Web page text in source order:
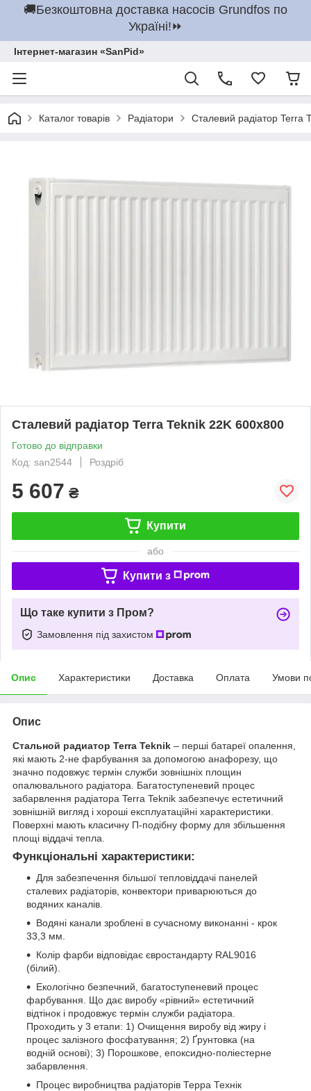
🚚Безкоштовна доставка насосів Grundfos по
Україні!⏩
Інтернет-магазин «SanPid»
Каталог товарів Радіатори Сталевий радіатор Terra
Сталевий радіатор Terra Teknik 22K 600x800
Готово до відправки
Код: san2544
Роздріб
5 607 ₴
Купити
або
Купити з
Що таке купити з Пром?
Замовлення під захистом
Опис Характеристики Доставка Оплата Умови
Опис
Стальной радиатор Terra Teknik – перші батареї опалення,
які мають 2-не фарбування за допомогою анафорезу, що
значно подовжує термін служби зовнішніх площин
опалювального радіатора. Багатоступеневий процес
забарвлення радіатора Terra Teknik забезпечує естетичний
зовнішній вигляд і хороші експлуатаційні характеристики.
Поверхні мають класичну П-подібну форму для збільшення
площі віддачі тепла.
Функціональні характеристики:
Для забезпечення більшої тепловіддачі панелей
сталевих радіаторів, конвектори приварюються до
водяних каналів.
Водяні канали зроблені в сучасному виконанні - крок
33,3 мм.
Колір фарби відповідає євростандарту RAL9016
(білий).
Екологічно безпечний, багатоступеневий процес
фарбування. Що дає виробу «рівний» естетичний
відтінок і продовжує термін служби радіатора.
Проходить у 3 етапи: 1) Очищення виробу від жиру і
процес залізного фосфатування; 2) Ґрунтовка (на
водній основі); 3) Порошкове, епоксидно-поліестерне
забарвлення.
Процес виробництва радіаторів Терра Технік